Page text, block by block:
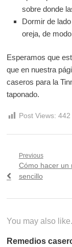
sobre donde
Dormir de
oreja, de
Esperamos que
que en nuestra
caseros para la
taponado.
Post Views: 442
de
entradas
Previous
Previous
post:
Cómo hacer un
sencillo
You may also
Remedios